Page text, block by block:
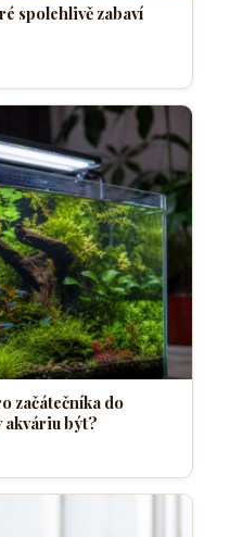
spolehlivě zabaví
začátečníka do
akváriu být?